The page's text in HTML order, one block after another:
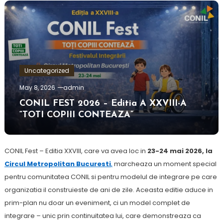
Uncategorized
May 8, 2026
admin
CONIL FEST 2026 – Editia A XXVIII-A
“TOTI COPIII CONTEAZA”
CONIL Fest – Editia XXVIII, care va avea loc in 23-24 mai 2026, la
Circul Metropolitan Bucuresti, marcheaza un moment special
pentru comunitatea CONIL si pentru modelul de integrare pe care
organizatia il construieste de ani de zile. Aceasta editie aduce in
prim-plan nu doar un eveniment, ci un model complet de
integrare – unic prin continuitatea lui, care demonstreaza ca